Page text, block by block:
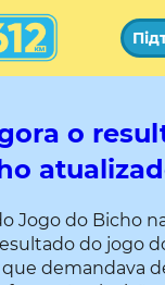
o
Jogo do Bicho
do jogo
demandava